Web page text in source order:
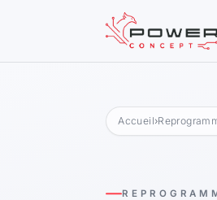
Accueil›